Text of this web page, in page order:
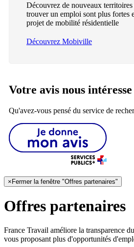
Découvrez de nouveaux territoires
trouver un emploi sont plus fortes
projet de mobilité résidentielle
Découvrez Mobiville
Votre avis nous intéresse
Qu'avez-vous pensé du service de
× Fermer la fenêtre "Offres partenaires"
Offres partenaires
France Travail améliore la transparence
vous proposant plus d'opportunités